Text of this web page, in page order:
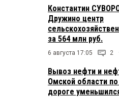
Константин
Дружино центр
за 564 млн руб.
6 августа 17:05 2
Вывоз нефти и
Омской области
дороге